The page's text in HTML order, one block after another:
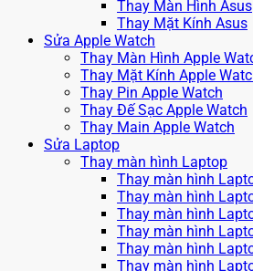
Thay Màn Hình Asus
Thay Mặt Kính Asus
Sửa Apple Watch
Thay Màn Hình Apple
Thay Mặt Kính Apple
Thay Pin Apple Watch
Thay Đế Sạc Apple Watch
Thay Main Apple Watch
Sửa Laptop
Thay màn hình Laptop
Thay màn hình
Thay màn hình
Thay màn hình
Thay màn hình
Thay màn hình
Thay màn hình